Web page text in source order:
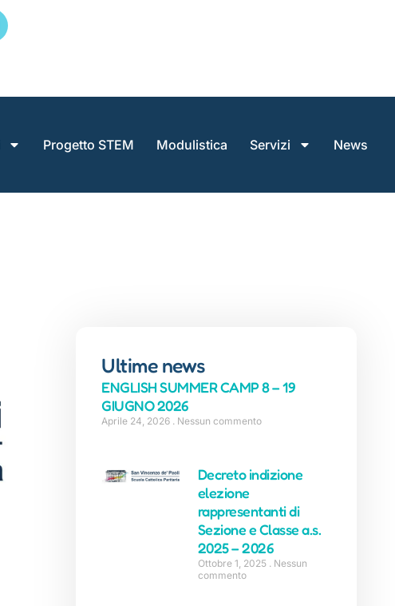
Progetto STEM Modulistica Servizi News
Ultime news
ENGLISH SUMMER CAMP 8 – 19
GIUGNO 2026
Aprile 24, 2026 Nessun commento
Decreto indizione
elezione
rappresentanti di
Sezione e Classe a.s.
2025 – 2026
Ottobre 1, 2025 Nessun
commento